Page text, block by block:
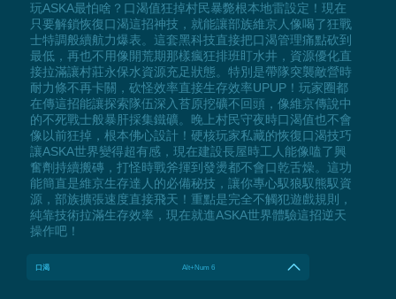
玩ASKA最怕啥？口渴值狂掉村民暴斃根本地雷設定！現在
只要解鎖恢復口渴這招神技，就能讓部族維京人像喝了狂戰
士特調般續航力爆表。這套黑科技直接把口渴管理痛點砍到
最低，再也不用像開荒期那樣瘋狂排班盯水井，資源優化直
接拉滿讓村莊永保水資源充足狀態。特別是帶隊突襲敵營時
耐力條不再卡關，砍怪效率直接生存效率UPUP！玩家圈都
在傳這招能讓探索隊伍深入苔原挖礦不回頭，像維京傳說中
的不死戰士般暴肝採集鐵礦。晚上村民守夜時口渴值也不會
像以前狂掉，根本佛心設計！硬核玩家私藏的恢復口渴技巧
讓ASKA世界變得超有感，現在建設長屋時工人能像嗑了興
奮劑持續搬磚，打怪時戰斧揮到發燙都不會口乾舌燥。這功
能簡直是維京生存達人的必備秘技，讓你專心馭狼馭熊馭資
源，部族擴張速度直接飛天！重點是完全不觸犯遊戲規則，
純靠技術拉滿生存效率，現在就進ASKA世界體驗這招逆天
操作吧！
口渴 Alt+Num 6